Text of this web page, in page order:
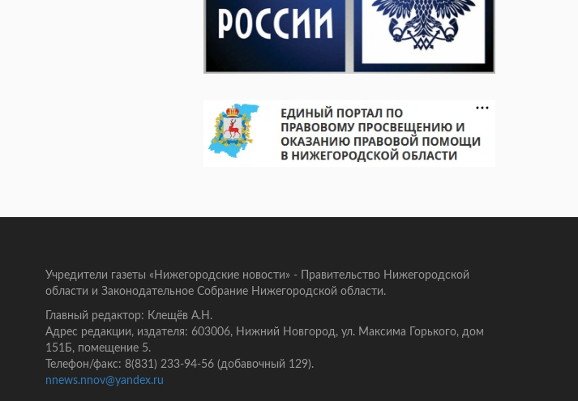
Учредители газеты «Нижегородские новости» - Правительство Нижегородской
области и Законодательное Собрание Нижегородской области.
Главный редактор: Клещёв А.Н.
Адрес редакции, издателя: 603006, Нижний Новгород, ул. Максима Горького, дом
151Б, помещение 5.
Телефон/факс: 8(831) 233-94-56 (добавочный 129).
nnews.nnov@yandex.ru